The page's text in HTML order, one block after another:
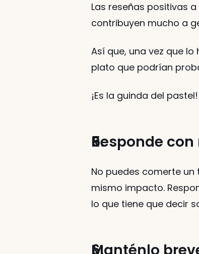
Las reseñas positivas
contribuyen mucho a
Así que, una vez que
plato que podrían
¡Es la guinda del pastel!
Responde con
No puedes comerte
mismo impacto.
lo que tiene que decir